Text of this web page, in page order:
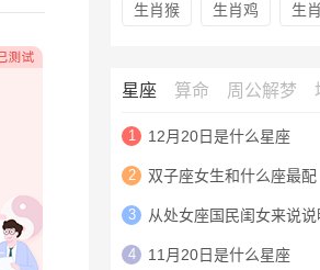
生肖猴 生肖鸡 生
星座 算命 周公解梦
1 12月20日是什么星座
2 双子座女生和什么座最配
3 从处女座国民闺女来说
4 11月20日是什么星座